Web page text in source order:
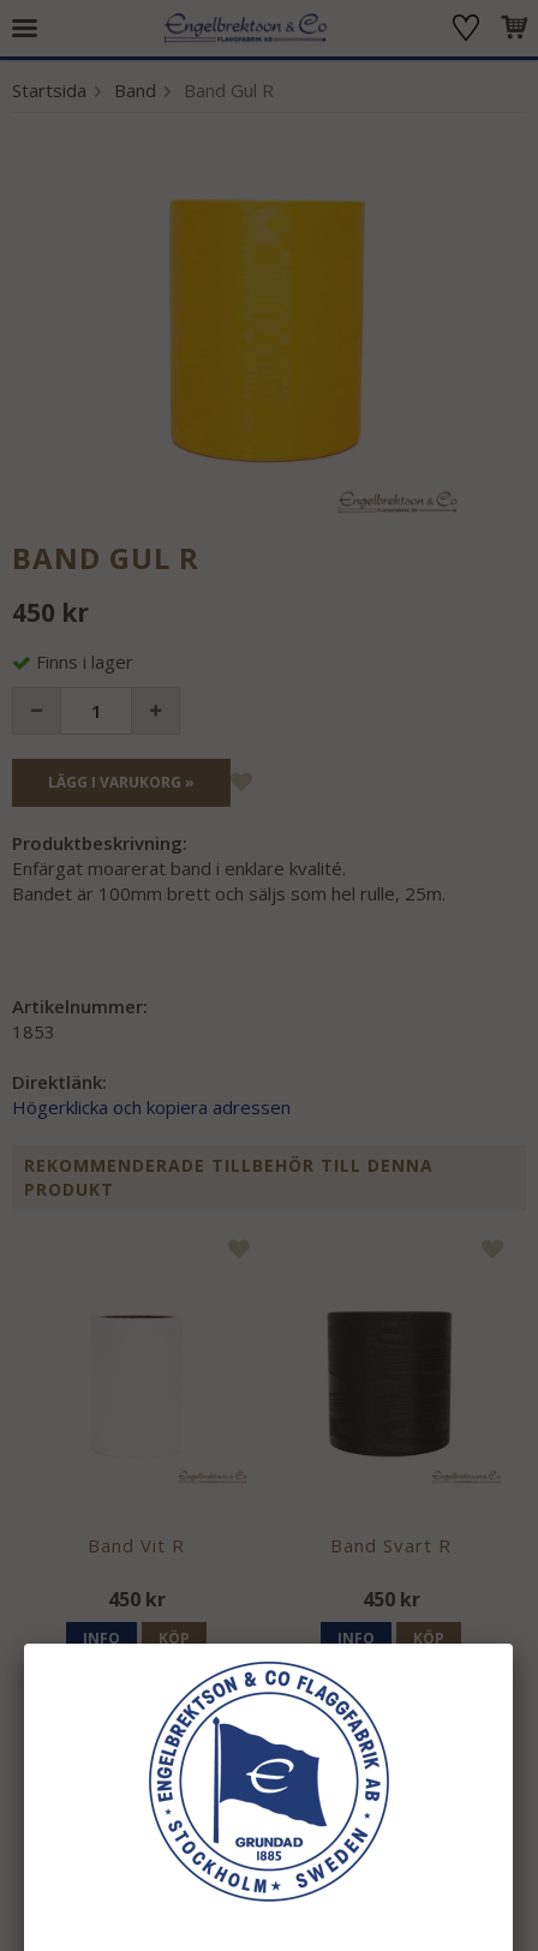
Startsida Band Band Gul R
BAND GUL R
450 kr
Finns i lager
LÄGG I VARUKORG »
Produktbeskrivning:
Enfärgat moarerat band i enklare kvalité.
Bandet är 100mm brett och säljs som hel rulle, 25m.
Artikelnummer:
1853
Direktlänk:
Högerklicka och kopiera adressen
REKOMMENDERADE TILLBEHÖR TILL DENNA
PRODUKT
Band Vit R
450 kr
INFO KÖP
Band Svart R
450 kr
INFO KÖP